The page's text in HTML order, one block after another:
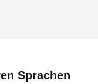
Sprachen